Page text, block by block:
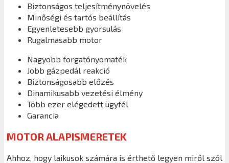
Biztonságos teljesítménynövelés
Minőségi és tartós beállítás
Egyenletesebb gyorsulás
Rugalmasabb motor
Nagyobb forgatónyomaték
Jobb gázpedál reakció
Biztonságosabb előzés
Dinamikusabb vezetési élmény
Több ezer elégedett ügyfél
Garancia
MOTOR ALAPISMERETEK
Ahhoz, hogy laikusok számára is érthető legyen miről szól